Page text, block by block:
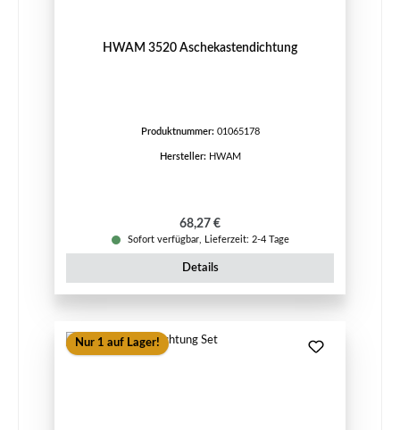
HWAM 3520 Aschekastendichtung
Produktnummer: 01065178
Hersteller: HWAM
Regulärer Preis:
68,27 €
Sofort verfügbar, Lieferzeit: 2-4 Tage
Details
Nur 1 auf Lager!